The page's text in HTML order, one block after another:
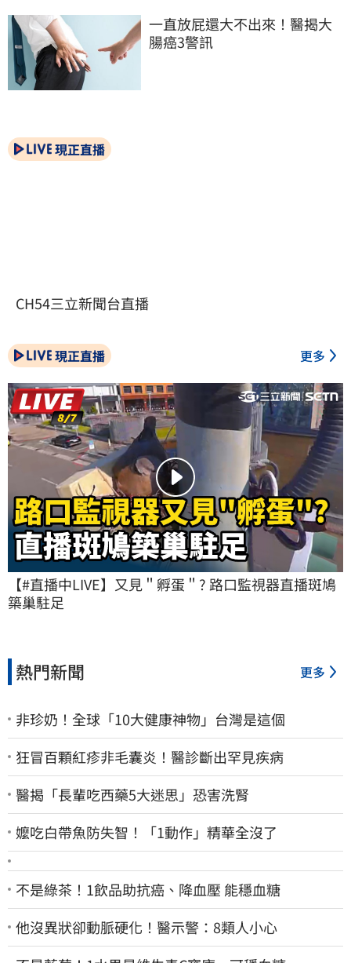
一直放屁還大不出來！醫揭大
腸癌3警訊
現正直播
CH54三立新聞台直播
現正直播 更多
【#直播中LIVE】又見＂孵蛋＂? 路口監視器直播斑鳩
築巢駐足
熱門新聞 更多
非珍奶！全球「10大健康神物」台灣是這個
狂冒百顆紅疹非毛囊炎！醫診斷出罕見疾病
醫揭「長輩吃西藥5大迷思」恐害洗腎
嬤吃白帶魚防失智！「1動作」精華全沒了
不是綠茶！1飲品助抗癌、降血壓 能穩血糖
他沒異狀卻動脈硬化！醫示警：8類人小心